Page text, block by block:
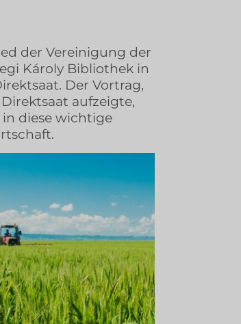
der Vereinigung der
Károly Bibliothek in
Der Vortrag,
aufzeigte,
diese wichtige